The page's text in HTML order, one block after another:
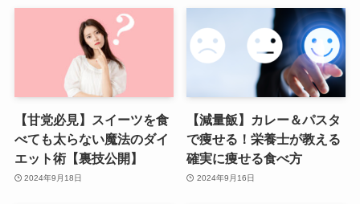
【甘党必見】スイーツを食
べても太らない魔法のダイ
エット術【裏技公開】
2024年9月18日
【減量飯】カレー＆パスタ
で痩せる！栄養士が教える
確実に痩せる食べ方
2024年9月16日